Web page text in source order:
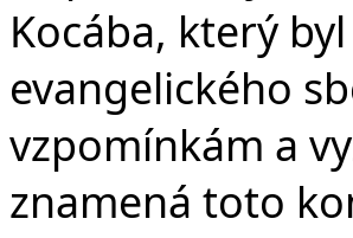
Kocába, který
evangelického
vzpomínkám a
znamená toto